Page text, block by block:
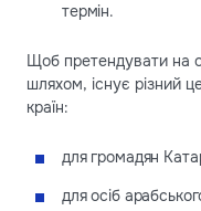
термін.
Щоб претендувати на
шляхом, існує різний
країн:
для громадян
для осіб